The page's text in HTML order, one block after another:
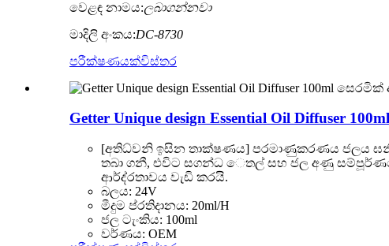
වෙළඳ නාමය:ලබාගන්නවා
මාදිලි අංකය:DC-8730
පරීක්ෂණයක්විස්තර
Getter Unique design Essential Oil Diffuser
[අතිධ්වනි ඉසින තාක්ෂණය] පරමාණුකරණය ජලය
තබා ගනී, එවිට සගන්ධ ෙතල් සහ ජල අණු
ආර්ද්රතාවය වැඩි කරයි.
බලය: 24V
මීදුම ප්රතිදානය: 20ml/H
ජල ටැංකිය: 100ml
වර්ණය: OEM